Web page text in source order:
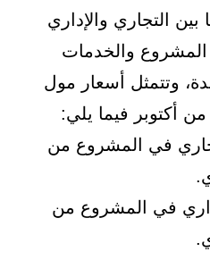
بين التجاري والإداري
والخدمات
وتتمثل أسعار مول
أكتوبر فيما يلي:
في المشروع من
في المشروع من